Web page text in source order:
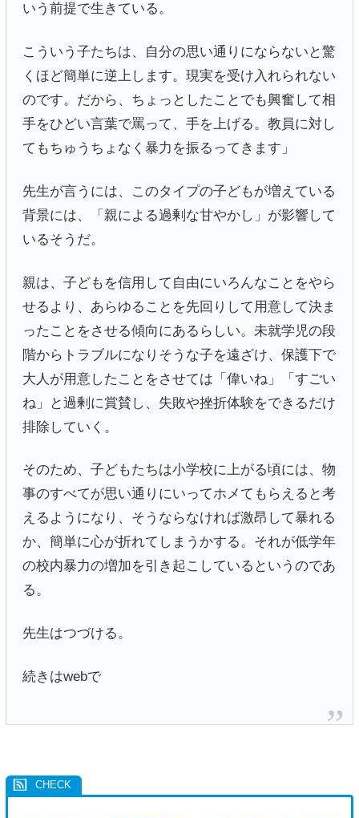
いう前提で生きている。
こういう子たちは、自分の思い通りにならないと驚
くほど簡単に逆上します。現実を受け入れられない
のです。だから、ちょっとしたことでも興奮して相
手をひどい言葉で罵って、手を上げる。教員に対し
てもちゅうちょなく暴力を振るってきます」
先生が言うには、このタイプの子どもが増えている
背景には、「親による過剰な甘やかし」が影響して
いるそうだ。
親は、子どもを信用して自由にいろんなことをやら
せるより、あらゆることを先回りして用意して決ま
ったことをさせる傾向にあるらしい。未就学児の段
階からトラブルになりそうな子を遠ざけ、保護下で
大人が用意したことをさせては「偉いね」「すごい
ね」と過剰に賞賛し、失敗や挫折体験をできるだけ
排除していく。
そのため、子どもたちは小学校に上がる頃には、物
事のすべてが思い通りにいってホメてもらえると考
えるようになり、そうならなければ激昂して暴れる
か、簡単に心が折れてしまうかする。それが低学年
の校内暴力の増加を引き起こしているというのであ
る。
先生はつづける。
続きはwebで